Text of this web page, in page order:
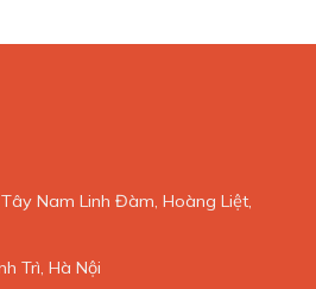
Nam Linh Đàm, Hoàng Liệt,
Trì, Hà Nội